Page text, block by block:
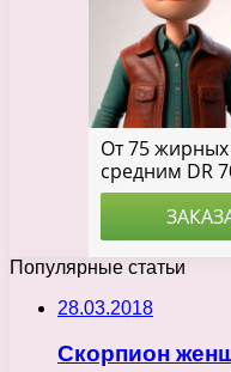
Популярные статьи
28.03.2018
Скорпион